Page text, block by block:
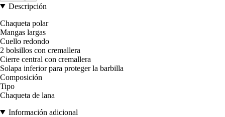
Descripción
Chaqueta polar
Mangas largas
Cuello redondo
2 bolsillos con cremallera
Cierre central con cremallera
Solapa inferior para proteger la barbilla
Composición
Tipo
Chaqueta de lana
Información adicional